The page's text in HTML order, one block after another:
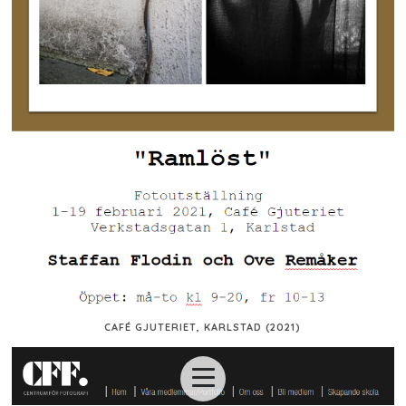
CAFÉ GJUTERIET, KARLSTAD (2021)